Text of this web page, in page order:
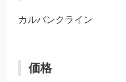
カルバンクライン
価格